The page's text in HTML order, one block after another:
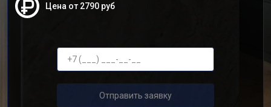
Цена от 2790 руб
Отправить заявку